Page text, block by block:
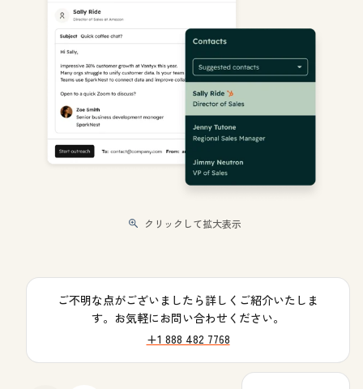
クリックして拡大表示
ご不明な点がございましたら詳しくご紹介いたしま
す。お気軽にお問い合わせください。
+1 888 482 7768